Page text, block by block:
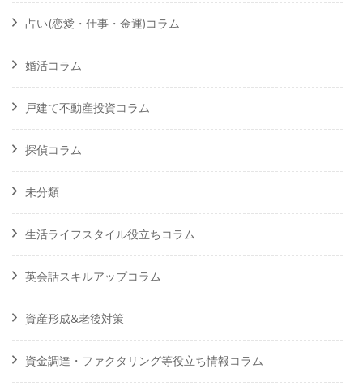
占い(恋愛・仕事・金運)コラム
婚活コラム
戸建て不動産投資コラム
探偵コラム
未分類
生活ライフスタイル役立ちコラム
英会話スキルアップコラム
資産形成&老後対策
資金調達・ファクタリング等役立ち情報コラム